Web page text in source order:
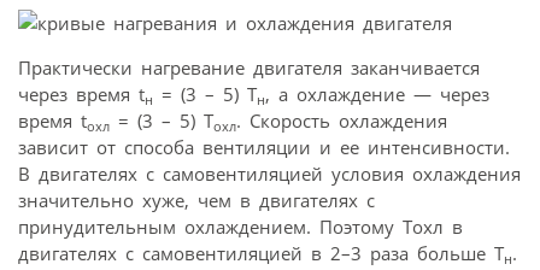
Практически нагревание двигателя заканчивается
через время tн = (3 – 5) Тн, а охлаждение — через
время tохл = (3 – 5) Тохл. Скорость охлаждения
зависит от способа вентиляции и ее интенсивности.
В двигателях с самовентиляцией условия охлаждения
значительно хуже, чем в двигателях с
принудительным охлаждением. Поэтому Тохл в
двигателях с самовентиляцией в 2–3 раза больше Тн.